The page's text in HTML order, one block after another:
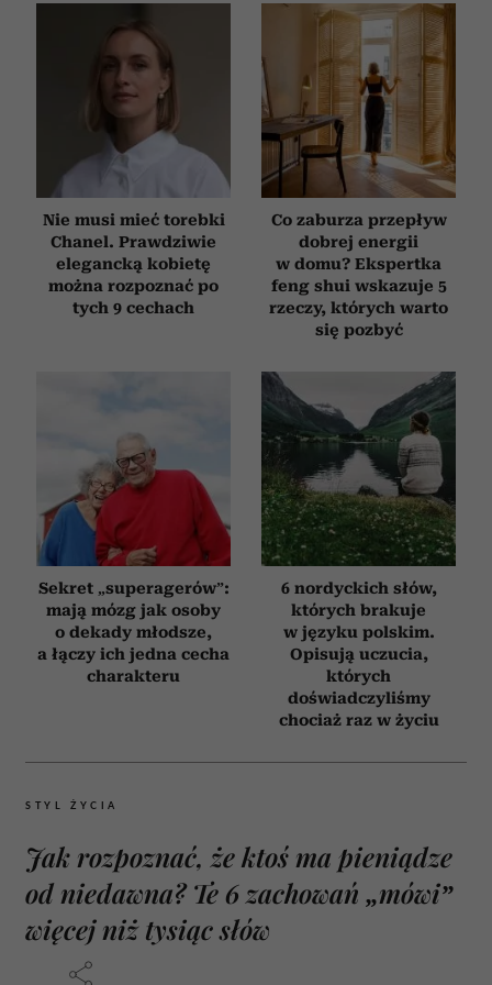
Nie musi mieć torebki
Chanel. Prawdziwie
elegancką kobietę
można rozpoznać po
tych 9 cechach
Co zaburza przepływ
dobrej energii
w domu? Ekspertka
feng shui wskazuje 5
rzeczy, których warto
się pozbyć
Sekret „superagerów”:
mają mózg jak osoby
o dekady młodsze,
a łączy ich jedna cecha
charakteru
6 nordyckich słów,
których brakuje
w języku polskim.
Opisują uczucia,
których
doświadczyliśmy
chociaż raz w życiu
STYL ŻYCIA
Jak rozpoznać, że ktoś ma pieniądze
od niedawna? Te 6 zachowań „mówi”
więcej niż tysiąc słów